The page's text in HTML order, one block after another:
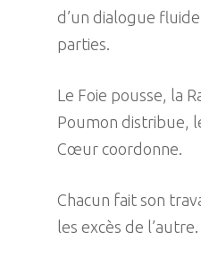
d’un dialogue
parties.
Le Foie pousse, la
Poumon distribue,
Cœur coordonne.
Chacun fait son
les excès de l’autre.